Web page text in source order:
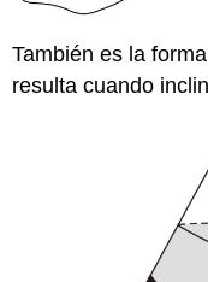
vocabulario
También es la
resulta cuando